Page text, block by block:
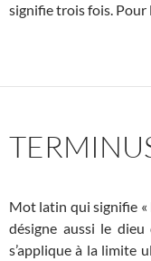
signifie trois fois. Pour
Mot latin qui signifie «
désigne aussi le
s’applique à la limite